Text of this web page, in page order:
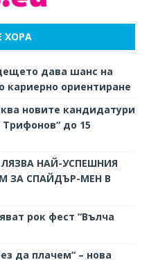
ХОРА
дава шанс на
кариерно ориентиране
новите кандидатури
до 15
НАЙ-УСПЕШНИЯ
ЗА СПАЙДЪР-МЕН В
рок фест “Вълча
да плачем“ – нова